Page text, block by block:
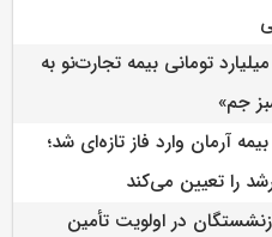
پرداخت خسارت ۶ میلیارد تومانی بیمه تجارت‌نو به
جم»
آرمان وارد فاز تازه‌ای شد؛
را تعیین می‌کند
در اولویت تأمین